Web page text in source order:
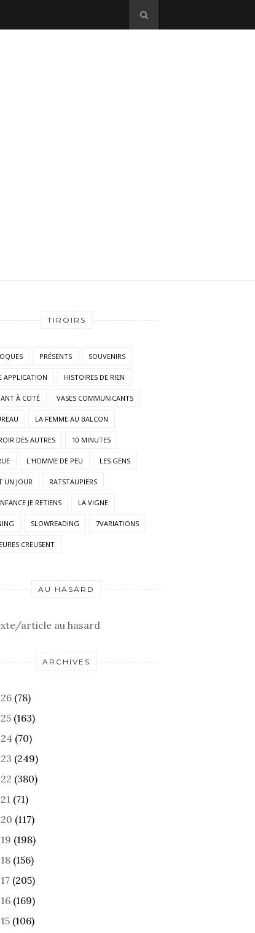
TIROIRS
PRÉSENTS SOUVENIRS
APPLICATION HISTOIRES DE RIEN
À COTÉ VASES COMMUNICANTS
LA FEMME AU BALCON
DES AUTRES 10 MINUTES
L'HOMME DE PEU LES GENS
UN JOUR RATSTAUPIERS
JE RETIENS LA VIGNE
SLOWREADING 7VARIATIONS
CREUSENT
AU HASARD
article au hasard
ARCHIVES
(78)
(163)
(70)
(249)
(380)
(71)
(117)
(198)
(156)
(205)
(169)
(106)